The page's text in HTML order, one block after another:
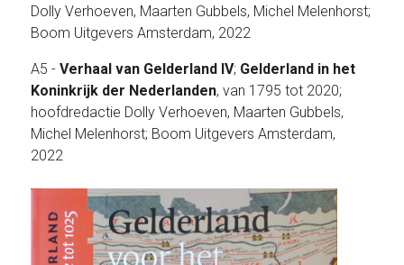
Dolly Verhoeven, Maarten Gubbels, Michel Melenhorst;
Boom Uitgevers Amsterdam, 2022
A5 -Verhaal van Gelderland IV; Gelderland in het
Koninkrijk der Nederlanden, van 1795 tot 2020;
hoofdredactie Dolly Verhoeven, Maarten Gubbels,
Michel Melenhorst; Boom Uitgevers Amsterdam,
2022